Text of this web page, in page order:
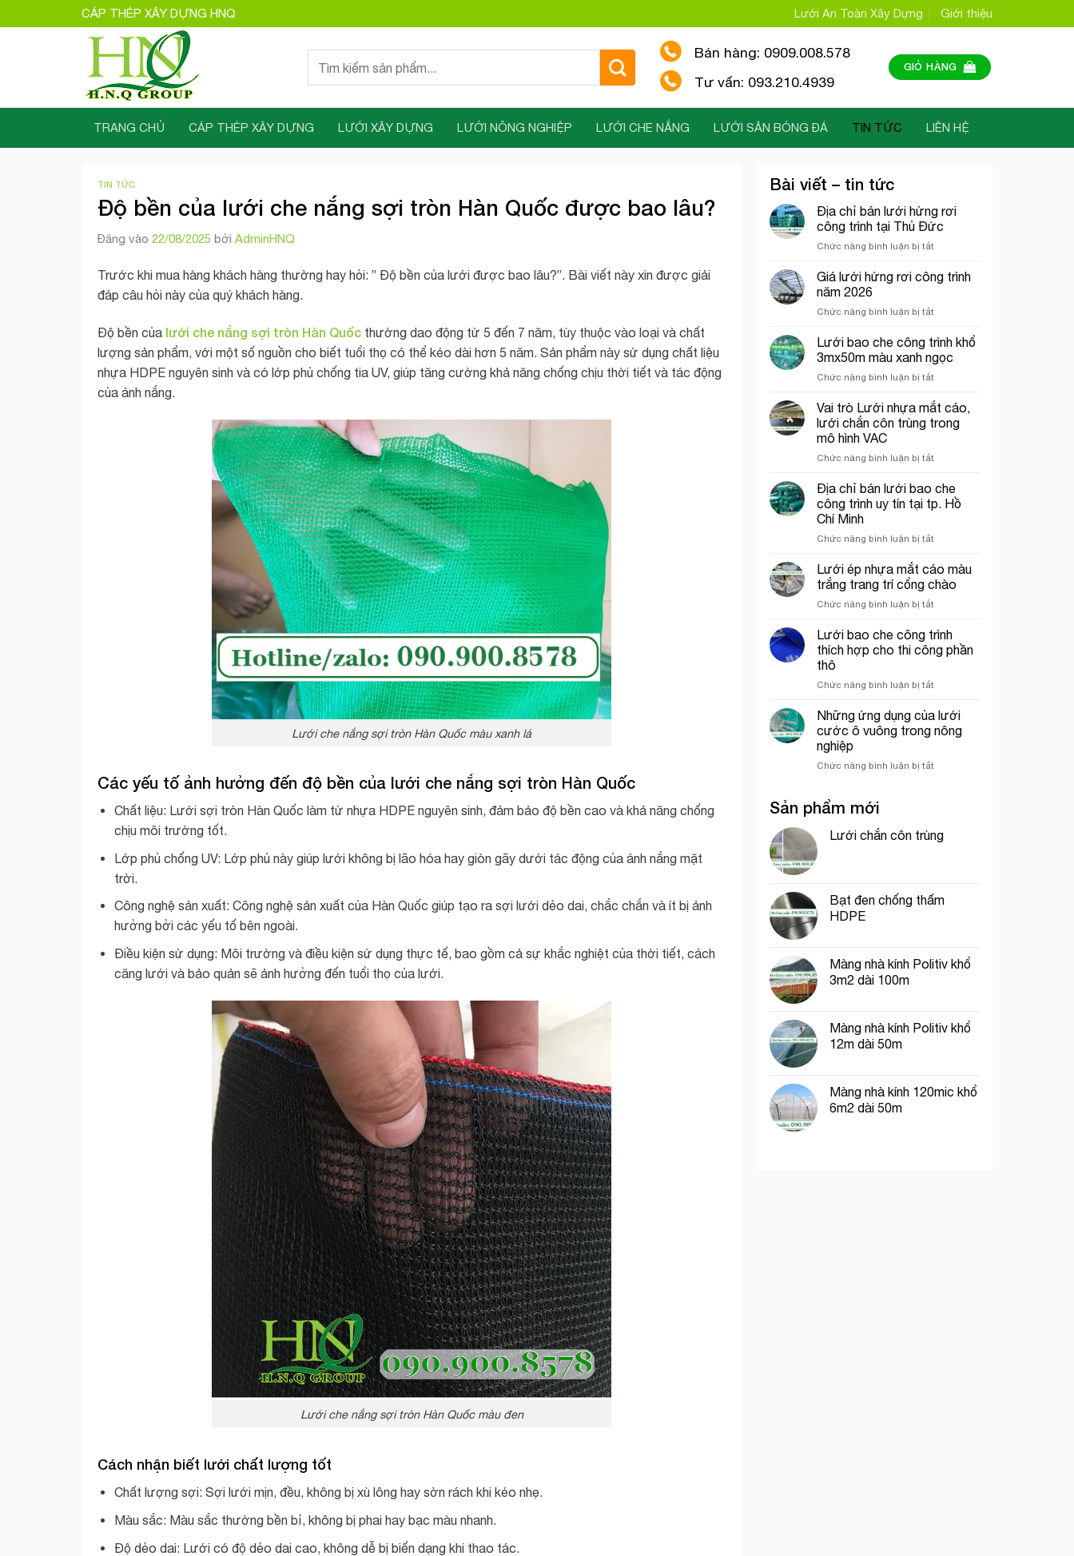
qua
CÁP THÉP XÂY DỰNG HNQ Lưới An Toàn Xây Dựng Giới thiệu
Tìm
Bán hàng: 0909.008.578
Tư vấn: 093.210.4939
GIỎ HÀNG
TRANG CHỦ CÁP THÉP XÂY DỰNG LƯỚI XÂY DỰNG LƯỚI NÔNG NGHIỆP LƯỚI CHE NẮNG LƯỚI SÂN BÓNG ĐÁ TIN TỨC LIÊN HỆ
TIN TỨC
Độ bền của lưới che nắng sợi tròn Hàn Quốc được bao lâu?
Đăng vào 22/08/2025 bởi AdminHNQ
Trước khi mua hàng khách hàng thường hay hỏi: ” Độ bền của lưới được bao lâu?”. Bài viết này xin được giải
đáp câu hỏi này của quý khách hàng.
Độ bền của lưới che nắng sợi tròn Hàn Quốc thường dao động từ 5 đến 7 năm, tùy thuộc vào loại và chất
lượng sản phẩm, với một số nguồn cho biết tuổi thọ có thể kéo dài hơn 5 năm. Sản phẩm này sử dụng chất liệu
nhựa HDPE nguyên sinh và có lớp phủ chống tia UV, giúp tăng cường khả năng chống chịu thời tiết và tác động
của ánh nắng.
Lưới che nắng sợi tròn Hàn Quốc màu xanh lá
Các yếu tố ảnh hưởng đến độ bền của lưới che nắng sợi tròn Hàn Quốc
Chất liệu: Lưới sợi tròn Hàn Quốc làm từ nhựa HDPE nguyên sinh, đảm bảo độ bền cao và khả năng chống
chịu môi trường tốt.
Lớp phủ chống UV: Lớp phủ này giúp lưới không bị lão hóa hay giòn gãy dưới tác động của ánh nắng mặt
trời.
Công nghệ sản xuất: Công nghệ sản xuất của Hàn Quốc giúp tạo ra sợi lưới dẻo dai, chắc chắn và ít bị ảnh
hưởng bởi các yếu tố bên ngoài.
Điều kiện sử dụng: Môi trường và điều kiện sử dụng thực tế, bao gồm cả sự khắc nghiệt của thời tiết, cách
căng lưới và bảo quản sẽ ảnh hưởng đến tuổi thọ của lưới.
Lưới che nắng sợi tròn Hàn Quốc màu đen
Cách nhận biết lưới chất lượng tốt
Chất lượng sợi: Sợi lưới mịn, đều, không bị xù lông hay sờn rách khi kéo nhẹ.
Màu sắc: Màu sắc thường bền bỉ, không bị phai hay bạc màu nhanh.
Độ dẻo dai: Lưới có độ dẻo dai cao, không dễ bị biến dạng khi thao tác.
Bài viết – tin tức
Địa chỉ bán lưới hứng rơi
công trình tại Thủ Đức
Chức năng bình luận bị tắt
chỉ
bán
công
trình
tại
Giá lưới hứng rơi công trình
năm 2026
Chức năng bình luận bị tắt
lưới
rơi
năm
2026
Lưới bao che công trình khổ
3mx50m màu xanh ngọc
Chức năng bình luận bị tắt
bao
công
màu
xanh
ngọc
Vai trò Lưới nhựa mắt cáo,
lưới chắn côn trùng trong
mô hình VAC
Chức năng bình luận bị tắt
trò
Lưới
nhựa
chắn
côn
trùng
hình
VAC
Địa chỉ bán lưới bao che
công trình uy tín tại tp. Hồ
Chí Minh
Chức năng bình luận bị tắt
chỉ
bán
lưới
công
trình
uy
Hồ
Chí
Lưới ép nhựa mắt cáo màu
trắng trang trí cổng chào
Chức năng bình luận bị tắt
ép
nhựa
mắt
trang
cổng
Lưới bao che công trình
thích hợp cho thi công phần
thô
Chức năng bình luận bị tắt
bao
che
công
phần
Những ứng dụng của lưới
cước ô vuông trong nông
nghiệp
Chức năng bình luận bị tắt
lưới
cước
nông
Sản phẩm mới
Lưới chắn côn trùng
Bạt đen chống thấm
HDPE
Màng nhà kính Politiv khổ
3m2 dài 100m
Màng nhà kính Politiv khổ
12m dài 50m
Màng nhà kính 120mic khổ
6m2 dài 50m